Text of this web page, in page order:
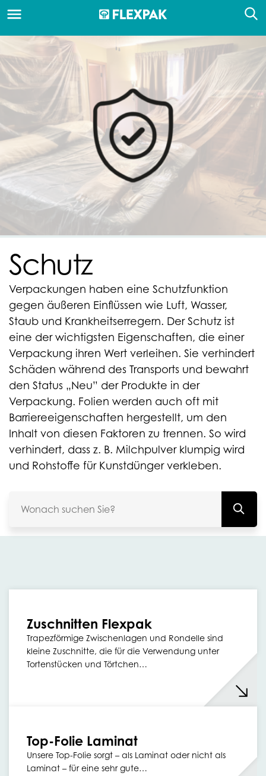
Schutz
Verpackungen haben eine Schutzfunktion
gegen äußeren Einflüssen wie Luft, Wasser,
Staub und Krankheitserregern. Der Schutz ist
eine der wichtigsten Eigenschaften, die einer
Verpackung ihren Wert verleihen. Sie verhindert
Schäden während des Transports und bewahrt
den Status „Neu” der Produkte in der
Verpackung. Folien werden auch oft mit
Barriereeigenschaften hergestellt, um den
Inhalt von diesen Faktoren zu trennen. So wird
verhindert, dass z. B. Milchpulver klumpig wird
und Rohstoffe für Kunstdünger verkleben.
Zuschnitten Flexpak
Trapezförmige Zwischenlagen und Rondelle sind
kleine Zuschnitte, die für die Verwendung unter
Tortenstücken und Törtchen…
Top-Folie Laminat
Unsere Top-Folie sorgt – als Laminat oder nicht als
Laminat – für eine sehr gute…